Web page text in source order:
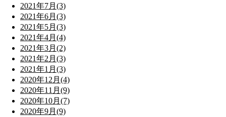
2021年7月(3)
2021年6月(3)
2021年5月(3)
2021年4月(4)
2021年3月(2)
2021年2月(3)
2021年1月(3)
2020年12月(4)
2020年11月(9)
2020年10月(7)
2020年9月(9)